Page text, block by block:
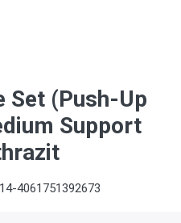
Set (Push-Up
Support
4061751392673